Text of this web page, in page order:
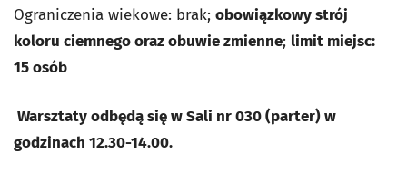
Ograniczenia wiekowe: brak; obowiązkowy strój
koloru ciemnego oraz obuwie zmienne; limit miejsc:
15 osób
Warsztaty odbędą się w Sali nr 030 (parter) w
godzinach 12.30-14.00.